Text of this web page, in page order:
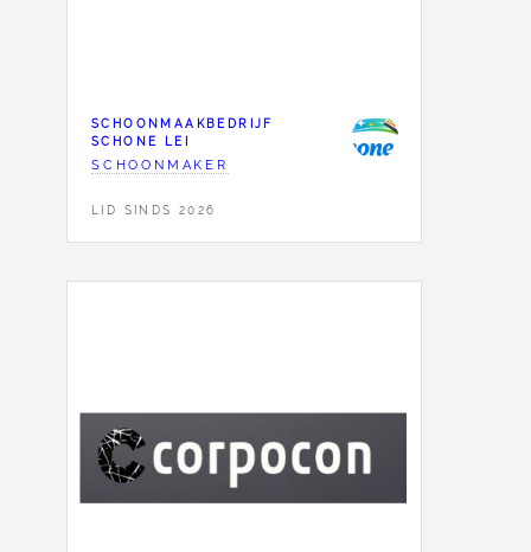
SCHOONMAAKBEDRIJF
SCHONE LEI
SCHOONMAKER
LID SINDS 2026